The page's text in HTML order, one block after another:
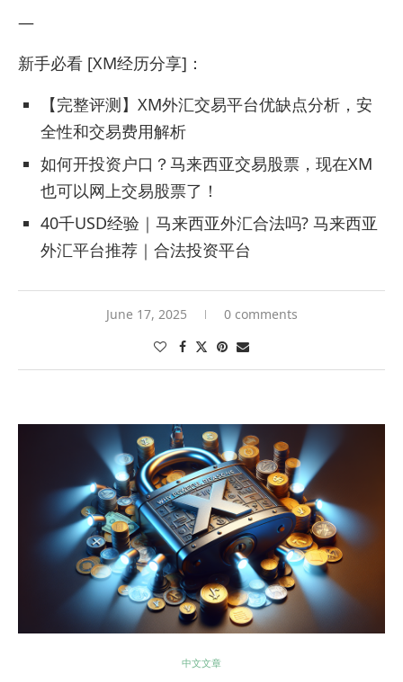
—
新手必看 [XM经历分享]：
【完整评测】XM外汇交易平台优缺点分析，安
全性和交易费用解析
如何开投资户口？马来西亚交易股票，现在XM
也可以网上交易股票了！
40千USD经验｜马来西亚外汇合法吗? 马来西亚
外汇平台推荐｜合法投资平台
June 17, 2025 0 comments
中文文章